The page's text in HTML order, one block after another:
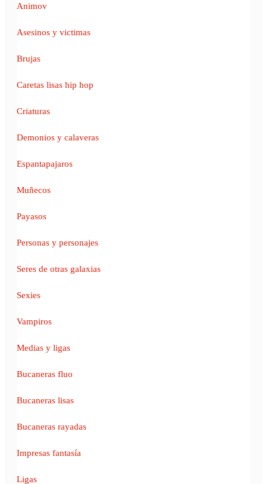
Animov
Asesinos y victimas
Brujas
Caretas lisas hip hop
Criaturas
Demonios y calaveras
Espantapajaros
Muñecos
Payasos
Personas y personajes
Seres de otras galaxias
Sexies
Vampiros
Medias y ligas
Bucaneras fluo
Bucaneras lisas
Bucaneras rayadas
Impresas fantasía
Ligas